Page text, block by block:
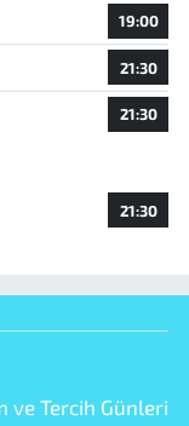
19:00
21:30
21:30
21:30
ve Tercih Günleri